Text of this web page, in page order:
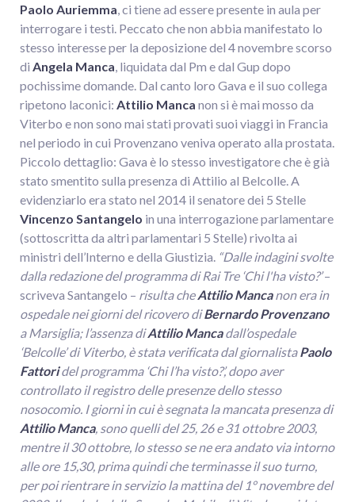
Paolo Auriemma , ci tiene ad essere presente in aula per
interrogare i testi. Peccato che non abbia manifestato lo
stesso interesse per la deposizione del 4 novembre scorso
di Angela Manca , liquidata dal Pm e dal Gup dopo
pochissime domande. Dal canto loro Gava e il suo collega
ripetono laconici: Attilio Manca non si è mai mosso da
Viterbo e non sono mai stati provati suoi viaggi in Francia
nel periodo in cui Provenzano veniva operato alla prostata.
Piccolo dettaglio: Gava è lo stesso investigatore che è già
stato smentito sulla presenza di Attilio al Belcolle. A
evidenziarlo era stato nel 2014 il senatore dei 5 Stelle
Vincenzo Santangelo in una interrogazione parlamentare
(sottoscritta da altri parlamentari 5 Stelle) rivolta ai
ministri dell’Interno e della Giustizia. “Dalle indagini svolte
dalla redazione del programma di Rai Tre ‘Chi l'ha visto?’–
scriveva Santangelo – risulta cheAttilio Mancanon era in
ospedale nei giorni del ricovero diBernardo Provenzano
a Marsiglia; l’assenza diAttilio Mancadall’ospedale
‘Belcolle’ di Viterbo, è stata verificata dal giornalistaPaolo
Fattoridel programma ‘Chi l’ha visto?’, dopo aver
controllato il registro delle presenze dello stesso
nosocomio. I giorni in cui è segnata la mancata presenza di
Attilio Manca, sono quelli del 25, 26 e 31 ottobre 2003,
mentre il 30 ottobre, lo stesso se ne era andato via intorno
alle ore 15,30, prima quindi che terminasse il suo turno,
per poi rientrare in servizio la mattina del 1° novembre del